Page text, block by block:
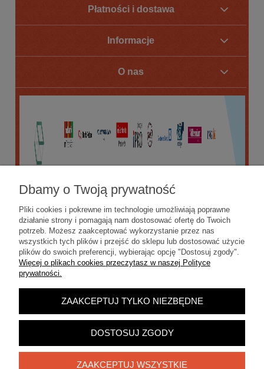
Płatności i dostawa
Informacje
O nas
POKAŻ PEŁNĄ WERSJĘ STRONY
Sklep internetowy Shoper.pl
Dbamy o Twoją prywatność
Pliki cookies i pokrewne im technologie umożliwiają poprawne
działanie strony i pomagają nam dostosować ofertę do Twoich
potrzeb. Możesz zaakceptować wykorzystanie przez nas
wszystkich tych plików i przejść do sklepu lub dostosować użycie
plików do swoich preferencji, wybierając opcję "Dostosuj zgody".
Więcej o plikach cookies przeczytasz w naszej Polityce
prywatności.
ZAAKCEPTUJ TYLKO NIEZBĘDNE
DOSTOSUJ ZGODY
ZAAKCEPTUJ WSZYSTKIE